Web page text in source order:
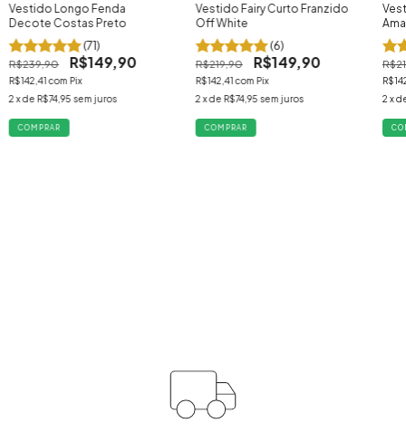
Vestido Longo Fenda
Decote Costas Preto
(71)
R$239,90 R$149,90
R$142,41com Pix
2 x de R$74,95 sem juros
COMPRAR
Vestido Fairy Curto Franzido
Off White
(6)
R$219,90 R$149,90
R$142,41com Pix
2 x de R$74,95 sem juros
COMPRAR
2 x